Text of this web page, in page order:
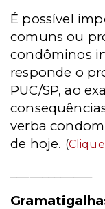
É possível
comuns ou
condôminos
responde o
PUC/SP, ao
verba
de hoje. (